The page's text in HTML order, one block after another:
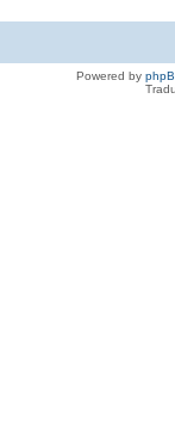
Powered by